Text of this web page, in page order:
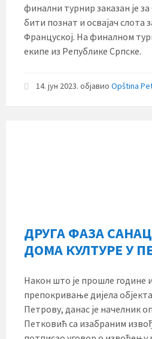
финални турнир заказан је за
бити познат и освајач слота
Француској. На финалном
екипе из Републике Српске.
14. јун 2023. објавио Opština
ДРУГА ФАЗА
ДОМА КУЛТУРЕ У
Након што је прошле године
препокривање дијела
Петрову, данас је начелник
Петковић са изабраним